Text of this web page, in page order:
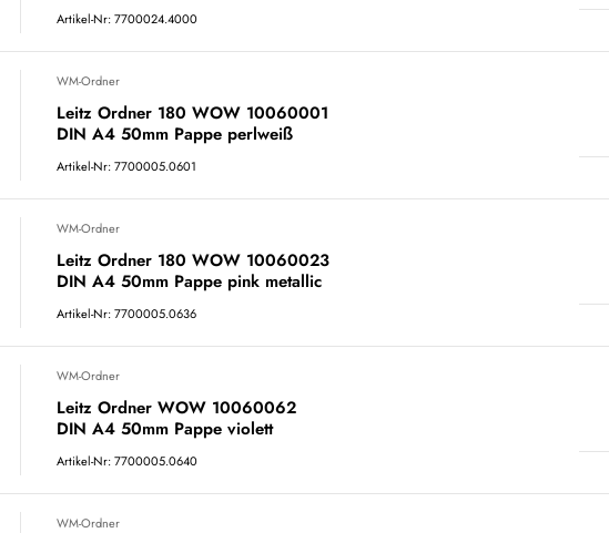
Artikel-Nr: 7700024.4000
WM-Ordner
Leitz Ordner 180 WOW 10060001
DIN A4 50mm Pappe perlweiß
Artikel-Nr: 7700005.0601
WM-Ordner
Leitz Ordner 180 WOW 10060023
DIN A4 50mm Pappe pink metallic
Artikel-Nr: 7700005.0636
WM-Ordner
Leitz Ordner WOW 10060062
DIN A4 50mm Pappe violett
Artikel-Nr: 7700005.0640
WM-Ordner